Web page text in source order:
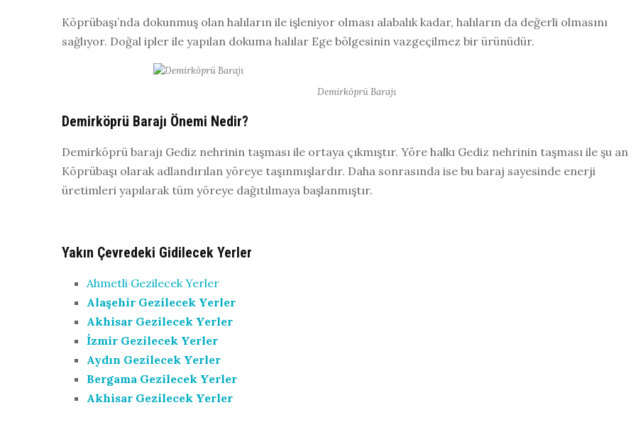
Köprübaşı’nda dokunmuş olan halıların ile işleniyor olması alabalık kadar, halıların da değerli olmasını
sağlıyor. Doğal ipler ile yapılan dokuma halılar Ege bölgesinin vazgeçilmez bir ürünüdür.
Demirköprü Barajı
Demirköprü Barajı Önemi Nedir?
Demirköprü barajı Gediz nehrinin taşması ile ortaya çıkmıştır. Yöre halkı Gediz nehrinin taşması ile şu an
Köprübaşı olarak adlandırılan yöreye taşınmışlardır. Daha sonrasında ise bu baraj sayesinde enerji
üretimleri yapılarak tüm yöreye dağıtılmaya başlanmıştır.
Yakın Çevredeki Gidilecek Yerler
Ahmetli Gezilecek Yerler
Alaşehir Gezilecek Yerler
Akhisar Gezilecek Yerler
İzmir Gezilecek Yerler
Aydın Gezilecek Yerler
Bergama Gezilecek Yerler
Akhisar Gezilecek Yerler